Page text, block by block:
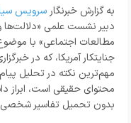
به گزارش خبرنگار سرویس
دبیر نشست علمی «دلالت‌ها و
مطالعات اجتماعی» با
جنایتکار آمریکا، که در
مهم‌ترین نکته در تحلیل
محتوای حقیقی است، ابراز
بدون تحمیل تفاسیر شخصی،